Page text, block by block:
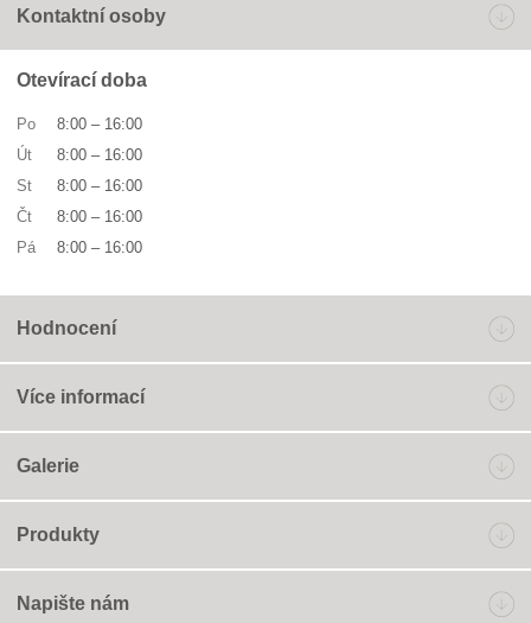
Kontaktní osoby
Otevírací doba
Po 8:00 – 16:00
Út
8:00 – 16:00
St
8:00 – 16:00
Čt
8:00 – 16:00
Pá
8:00 – 16:00
Hodnocení
Více informací
Galerie
Produkty
Napište nám